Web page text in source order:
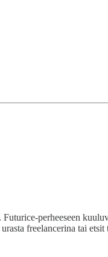
perheeseen
freelancerina tai